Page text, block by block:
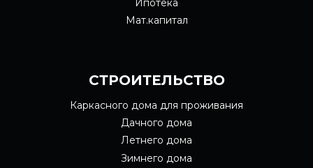
Ипотека
Мат.капитал
СТРОИТЕЛЬСТВО
Каркасного дома для проживания
Дачного дома
Летнего дома
Зимнего дома